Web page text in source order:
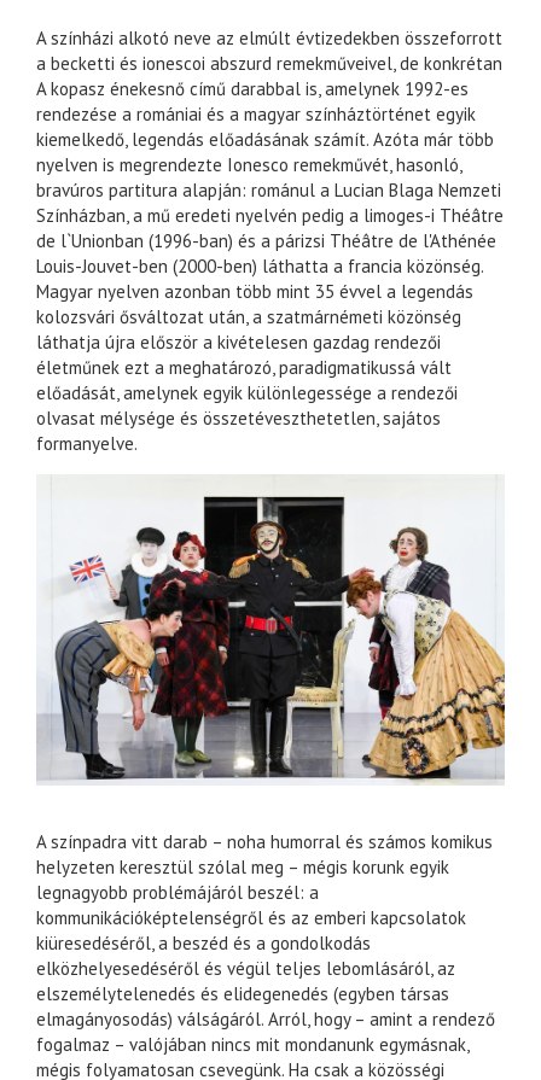
A színházi alkotó neve az elmúlt évtizedekben összeforrott
a becketti és ionescoi abszurd remekműveivel, de konkrétan
A kopasz énekesnő című darabbal is, amelynek 1992-es
rendezése a romániai és a magyar színháztörténet egyik
kiemelkedő, legendás előadásának számít. Azóta már több
nyelven is megrendezte Ionesco remekművét, hasonló,
bravúros partitura alapján: románul a Lucian Blaga Nemzeti
Színházban, a mű eredeti nyelvén pedig a limoges-i Théâtre
de l`Unionban (1996-ban) és a párizsi Théâtre de l'Athénée
Louis-Jouvet-ben (2000-ben) láthatta a francia közönség.
Magyar nyelven azonban több mint 35 évvel a legendás
kolozsvári ősváltozat után, a szatmárnémeti közönség
láthatja újra először a kivételesen gazdag rendezői
életműnek ezt a meghatározó, paradigmatikussá vált
előadását, amelynek egyik különlegessége a rendezői
olvasat mélysége és összetéveszthetetlen, sajátos
formanyelve.
A színpadra vitt darab – noha humorral és számos komikus
helyzeten keresztül szólal meg – mégis korunk egyik
legnagyobb problémájáról beszél: a
kommunikációképtelenségről és az emberi kapcsolatok
kiüresedéséről, a beszéd és a gondolkodás
elközhelyesedéséről és végül teljes lebomlásáról, az
elszemélytelenedés és elidegenedés (egyben társas
elmagányosodás) válságáról. Arról, hogy – amint a rendező
fogalmaz – valójában nincs mit mondanunk egymásnak,
mégis folyamatosan csevegünk. Ha csak a közösségi